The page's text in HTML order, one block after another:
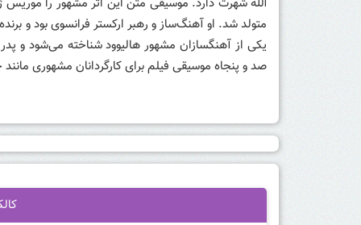
متولد شد. او آهنگ‌ساز و رهبر ارکستر فرانسوی بود و
یکی از آهنگسازان مشهور هالیوود شناخته می‌شود و
صد و پنجاه موسیقی فیلم برای کارگردانان مشهوری